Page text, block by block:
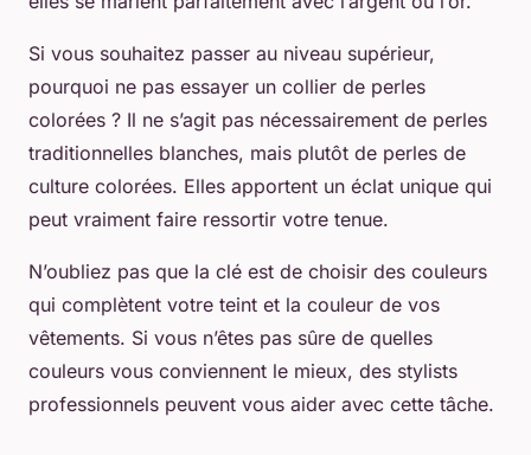
Si vous souhaitez passer au niveau supérieur,
pourquoi ne pas essayer un collier de perles
colorées ? Il ne s’agit pas nécessairement de perles
traditionnelles blanches, mais plutôt de perles de
culture colorées. Elles apportent un éclat unique qui
peut vraiment faire ressortir votre tenue.
N’oubliez pas que la clé est de choisir des couleurs
qui complètent votre teint et la couleur de vos
vêtements. Si vous n’êtes pas sûre de quelles
couleurs vous conviennent le mieux, des stylists
professionnels peuvent vous aider avec cette tâche.